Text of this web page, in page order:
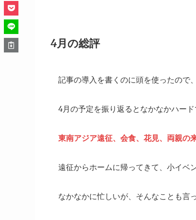
4月の総評
記事の導入を書くのに頭を使ったので
4月の予定を振り返るとなかなかハード
東南アジア遠征、会食、花見、両親の
遠征からホームに帰ってきて、小イベ
なかなかに忙しいが、そんなことも言